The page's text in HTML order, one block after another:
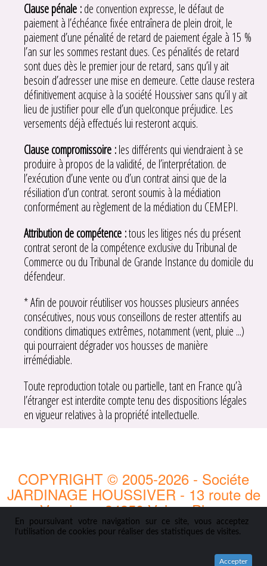
En poursuivant votre navigation sur ce site, vous acceptez
l’utilisation de cookies pour réaliser des statistiques de visites.
Accepter
Clause pénale :de convention expresse, le défaut de
paiement à l’échéance fixée entraînera de plein droit, le
paiement d’une pénalité de retard de paiement égale à 15 %
l’an sur les sommes restant dues. Ces pénalités de retard
sont dues dès le premier jour de retard, sans qu’il y ait
besoin d’adresser une mise en demeure. Cette clause restera
définitivement acquise à la société Houssiver sans qu’il y ait
lieu de justifier pour elle d’un quelconque préjudice. Les
versements déjà effectués lui resteront acquis.
Clause compromissoire :les différents qui viendraient à se
produire à propos de la validité, de l’interprétation. de
l’exécution d’une vente ou d’un contrat ainsi que de la
résiliation d’un contrat. seront soumis à la médiation
conformément au règlement de la médiation du CEMEPI.
Attribution de compétence :tous les litiges nés du présent
contrat seront de la compétence exclusive du Tribunal de
Commerce ou du Tribunal de Grande Instance du domicile du
défendeur.
* Afin de pouvoir réutiliser vos housses plusieurs années
consécutives, nous vous conseillons de rester attentifs au
conditions climatiques extrêmes, notamment (vent, pluie ...)
qui pourraient dégrader vos housses de manière
irrémédiable.
Toute reproduction totale ou partielle, tant en France qu’à
l’étranger est interdite compte tenu des dispositions légales
en vigueur relatives à la propriété intellectuelle.
COPYRIGHT © 2005-2026 - Sociéte
JARDINAGE HOUSSIVER - 13 route de
Vendres - 34350 Valras-Plage
Tél : 06 28 75 37 46 - Corinne Mille